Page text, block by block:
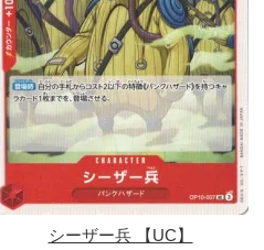
シーザー兵 【UC】